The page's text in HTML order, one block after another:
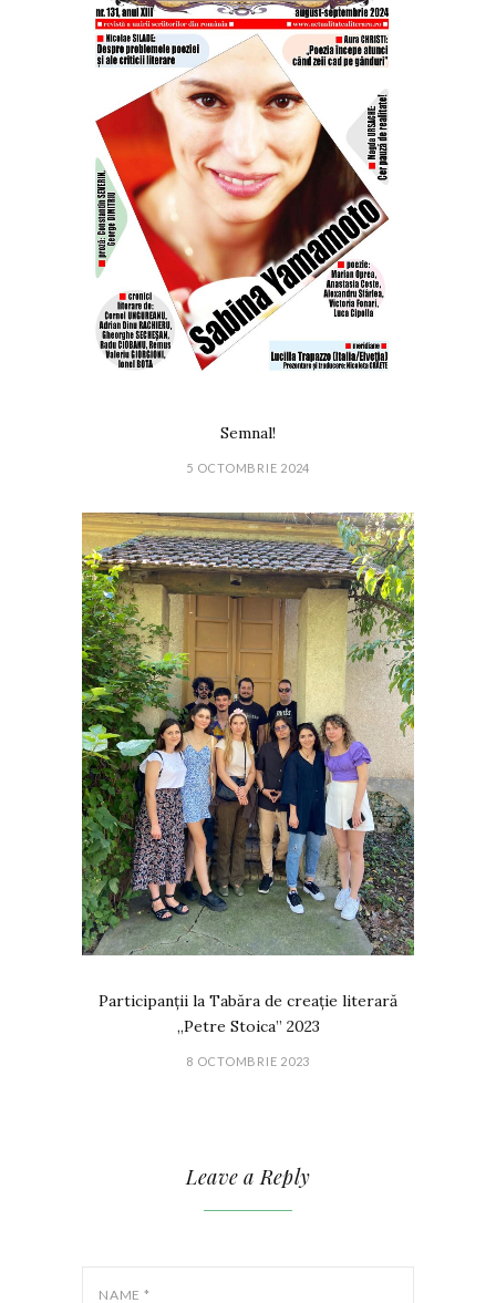
Semnal!
5 OCTOMBRIE 2024
Participanții la Tabăra de creație literară
„Petre Stoica” 2023
8 OCTOMBRIE 2023
Leave a Reply
NAME *